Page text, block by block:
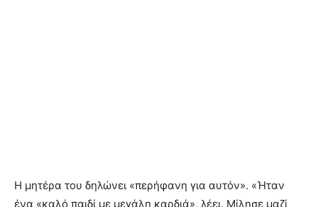
Η μητέρα του δηλώνει «περήφανη για αυτόν». «Ήταν
ένα «καλό παιδί με μεγάλη καρδιά», λέει. Μίλησε μαζί